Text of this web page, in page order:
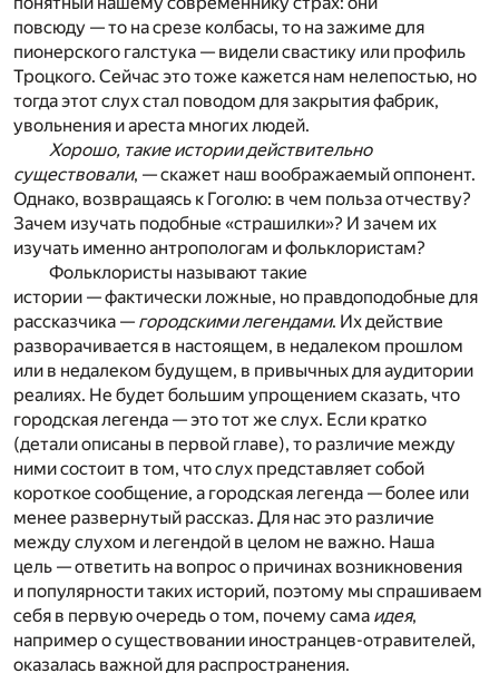
повсюду — то на срезе колбасы, то на зажиме для
пионерского галстука — видели свастику или профиль
Троцкого. Сейчас это тоже кажется нам нелепостью, но
тогда этот слух стал поводом для закрытия фабрик,
увольнения и ареста многих людей.
Хорошо, такие истории действительно
существовали, — скажет наш воображаемый оппонент.
Однако, возвращаясь к Гоголю: в чем польза отчеству?
Зачем изучать подобные «страшилки»? И зачем их
изучать именно антропологам и фольклористам?
Фольклористы называют такие
истории — фактически ложные, но правдоподобные для
рассказчика — городскими легендами. Их действие
разворачивается в настоящем, в недалеком прошлом
или в недалеком будущем, в привычных для аудитории
реалиях. Не будет большим упрощением сказать, что
городская легенда — это тот же слух. Если кратко
(детали описаны в первой главе), то различие между
ними состоит в том, что слух представляет собой
короткое сообщение, а городская легенда — более или
менее развернутый рассказ. Для нас это различие
между слухом и легендой в целом не важно. Наша
цель — ответить на вопрос о причинах возникновения
и популярности таких историй, поэтому мы спрашиваем
себя в первую очередь о том, почему сама идея,
например о существовании иностранцев-отравителей,
оказалась важной для распространения.